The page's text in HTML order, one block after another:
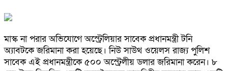
মাস্ক না পরার অভিযোগে অস্ট্রেলিয়ার সাবেক প্রধানমন্ত্রী টনি
অ্যাবটকে জরিমানা করা হয়েছে। নিউ সাউথ ওয়েলস রাজ্য পুলিশ
সাবেক এই প্রধানমন্ত্রীকে ৫০০ অস্ট্রেলীয় ডলার জরিমানা করেন। ৮